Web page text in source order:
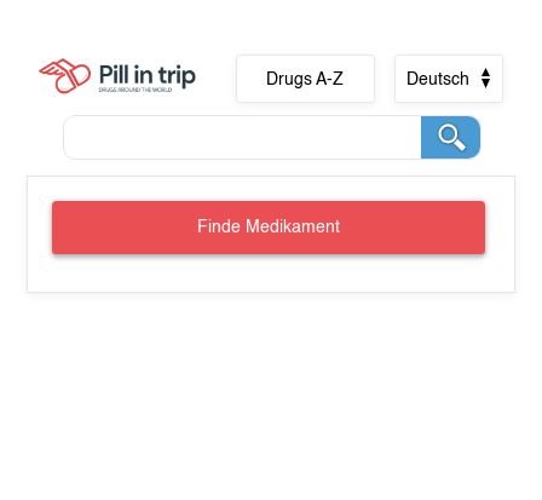
Drugs A-Z Deutsch
Finde Medikament